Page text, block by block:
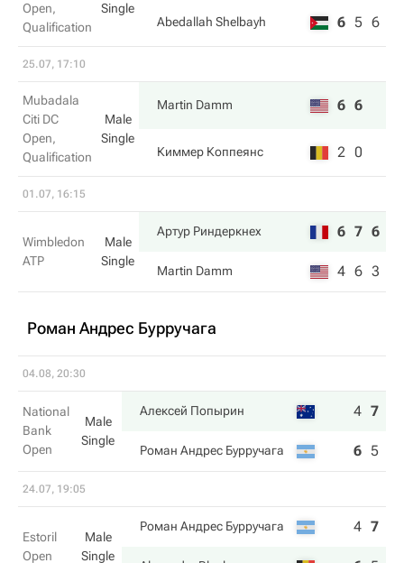
Open,
Qualification
Single
Abedallah Shelbayh 6 5 6
25.07, 17:10
Mubadala
Citi DC
Open,
Qualification
Male
Single
Martin Damm 6 6
Киммер Коппеянс 2 0
01.07, 16:15
Wimbledon
ATP
Male
Single
Артур Риндеркнех 6 7 6
Martin Damm 4 6 3
Роман Андрес Бурручага
04.08, 20:30
National
Bank
Open
Male
Single
Алексей Попырин 4 7
Роман Андрес Бурручага 6 5
24.07, 19:05
Estoril
Open
Male
Single
Роман Андрес Бурручага 4 7